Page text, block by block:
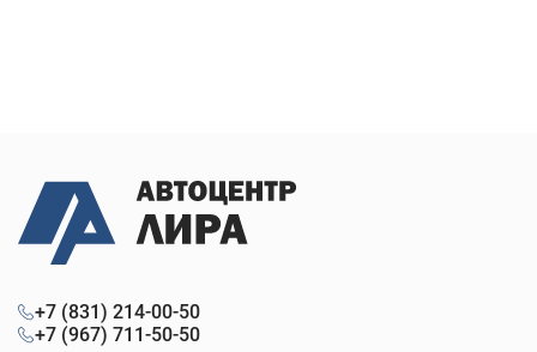
+7 (831) 214-00-50
+7 (967) 711-50-50